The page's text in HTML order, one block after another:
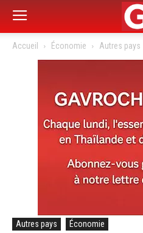
Accueil Économie Autres pays
Autres pays Économie